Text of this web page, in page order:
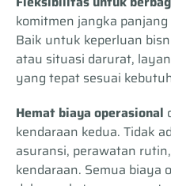
komitmen jangka
Baik untuk keperluan
atau situasi darurat,
yang tepat sesuai
Hemat biaya operasional
kendaraan kedua. Tidak
asuransi, perawatan
kendaraan. Semua biaya